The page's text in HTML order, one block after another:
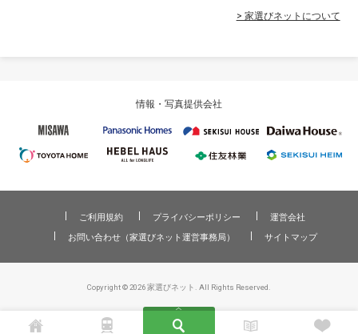
> 家選びネットについて
情報・写真提供会社
ご利用規約 プライバシーポリシー
運営会社
お問い合わせ（家選びネット運営事務局）
サイトマップ
Copyright © 2026 家選びネット. All Rights Reserved.